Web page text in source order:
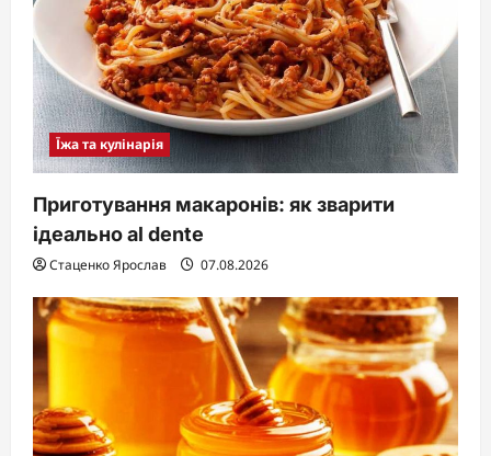
Їжа та кулінарія
Приготування макаронів: як зварити
ідеально al dente
Стаценко Ярослав 07.08.2026